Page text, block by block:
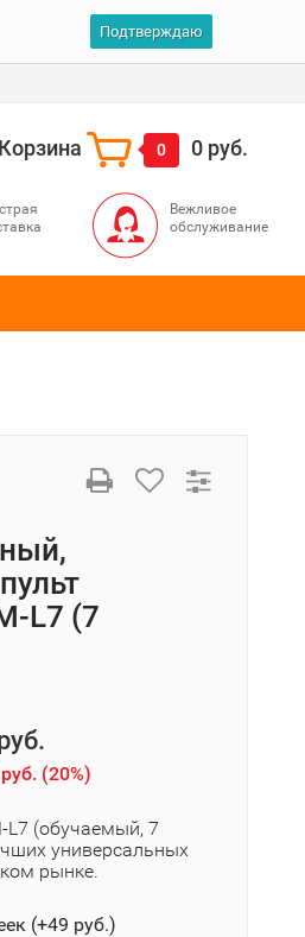
Подтверждаю
Корзина 0 0 руб.
Вежливое
обслуживание
L7 (7
(20%)
L7 (обучаемый, 7
универсальных
рынке.
(+49 руб.)